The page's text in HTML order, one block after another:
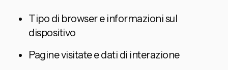
Tipo di browser e informazioni sul
dispositivo
Pagine visitate e dati di interazione